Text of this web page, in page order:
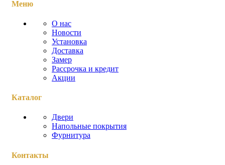
Меню
О нас
Новости
Установка
Доставка
Замер
Рассрочка и кредит
Акции
Каталог
Двери
Напольные покрытия
Фурнитура
Контакты